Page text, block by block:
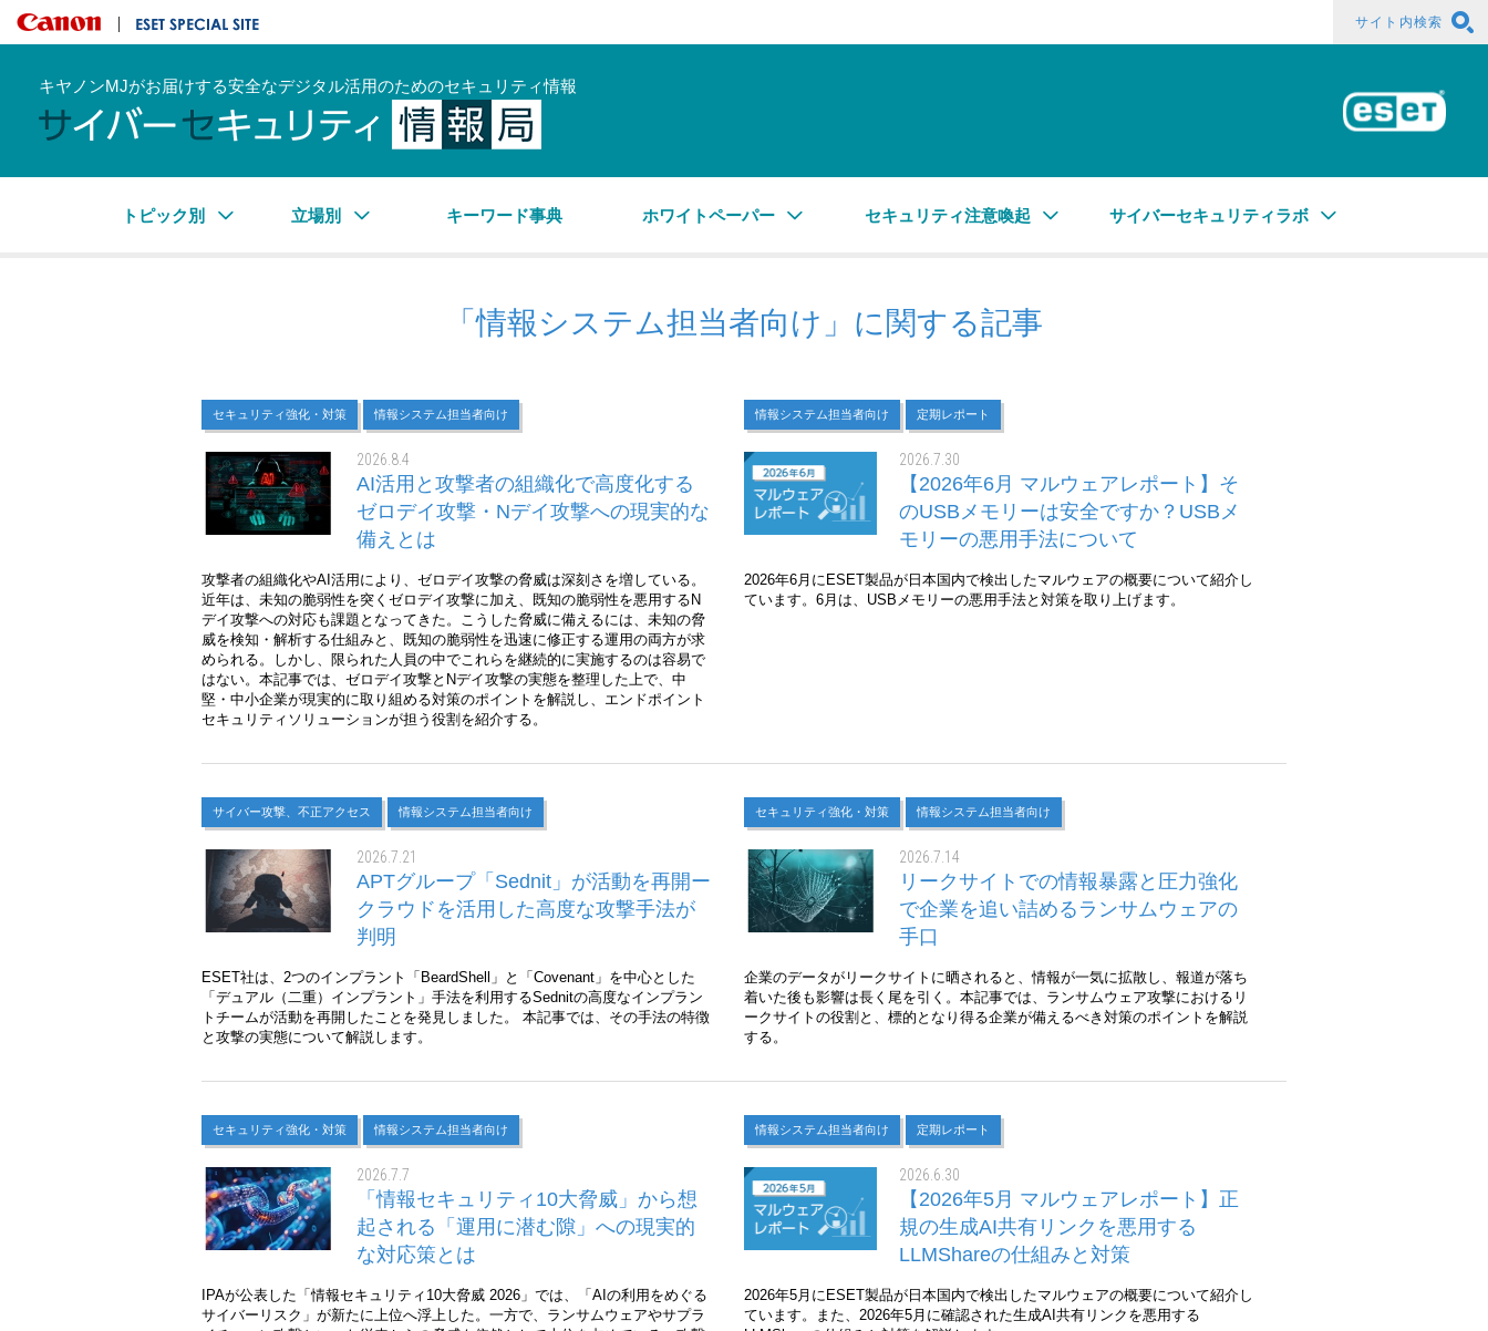
キヤノンマーケティングジャパン株式会社 サイト内検索
キヤノンMJがお届けする安全なデジタル活用のためのセキュリティ情報
トピック別 立場別 キーワード事典 ホワイトペーパー セキュリティ注意喚起 サイバーセキュリティラボ
「情報システム担当者向け」に関する記事
セキュリティ強化・対策 情報システム担当者向け
2026.8.4
AI活用と攻撃者の組織化で高度化する
ゼロデイ攻撃・Nデイ攻撃への現実的な
備えとは
攻撃者の組織化やAI活用により、ゼロデイ攻撃の脅威は深刻さを増している。
近年は、未知の脆弱性を突くゼロデイ攻撃に加え、既知の脆弱性を悪用するN
デイ攻撃への対応も課題となってきた。こうした脅威に備えるには、未知の脅
威を検知・解析する仕組みと、既知の脆弱性を迅速に修正する運用の両方が求
められる。しかし、限られた人員の中でこれらを継続的に実施するのは容易で
はない。本記事では、ゼロデイ攻撃とNデイ攻撃の実態を整理した上で、中
堅・中小企業が現実的に取り組める対策のポイントを解説し、エンドポイント
セキュリティソリューションが担う役割を紹介する。
情報システム担当者向け 定期レポート
2026.7.30
【2026年6月 マルウェアレポート】そ
のUSBメモリーは安全ですか？USBメ
モリーの悪用手法について
2026年6月にESET製品が日本国内で検出したマルウェアの概要について紹介し
ています。6月は、USBメモリーの悪用手法と対策を取り上げます。
サイバー攻撃、不正アクセス 情報システム担当者向け
2026.7.21
APTグループ「Sednit」が活動を再開ー
クラウドを活用した高度な攻撃手法が
判明
ESET社は、2つのインプラント「BeardShell」と「Covenant」を中心とした
「デュアル（二重）インプラント」手法を利用するSednitの高度なインプラン
トチームが活動を再開したことを発見しました。 本記事では、その手法の特徴
と攻撃の実態について解説します。
セキュリティ強化・対策 情報システム担当者向け
2026.7.14
リークサイトでの情報暴露と圧力強化
で企業を追い詰めるランサムウェアの
手口
企業のデータがリークサイトに晒されると、情報が一気に拡散し、報道が落ち
着いた後も影響は長く尾を引く。本記事では、ランサムウェア攻撃におけるリ
ークサイトの役割と、標的となり得る企業が備えるべき対策のポイントを解説
する。
セキュリティ強化・対策 情報システム担当者向け
2026.7.7
「情報セキュリティ10大脅威」から想
起される「運用に潜む隙」への現実的
な対応策とは
IPAが公表した「情報セキュリティ10大脅威 2026」では、「AIの利用をめぐる
サイバーリスク」が新たに上位へ浮上した。一方で、ランサムウェアやサプラ
情報システム担当者向け 定期レポート
2026.6.30
【2026年5月 マルウェアレポート】正
規の生成AI共有リンクを悪用する
LLMShareの仕組みと対策
2026年5月にESET製品が日本国内で検出したマルウェアの概要について紹介し
ています。また、2026年5月に確認された生成AI共有リンクを悪用する